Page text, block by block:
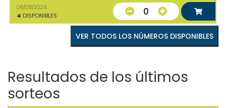
08/08/2026
4 DISPONIBLES 0
VER TODOS LOS NÚMEROS DISPONIBLES
Resultados de los últimos
sorteos